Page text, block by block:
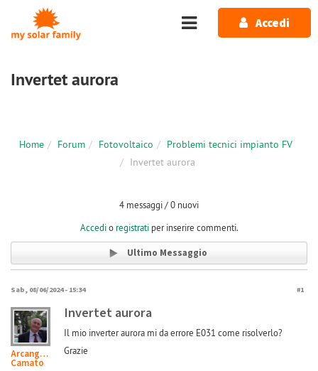
Salta al contenuto principale
Accedi
Invertet aurora
Home Forum Fotovoltaico
Problemi tecnici impianto FV
Invertet aurora
4 messaggi / 0 nuovi
Accedio registratiper inserire commenti.
Ultimo Messaggio
Sab, 08/06/2024 - 15:34 #1
Arcangelo
Camato
Invertet aurora
Il mio inverter aurora mi da errore E031 come risolverlo?
Grazie